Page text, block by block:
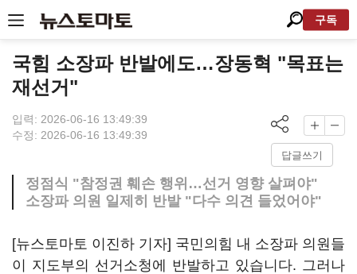
구독
국힘 소장파 반발에도…장동혁 "목표는
재선거"
입력: 2026-06-16 13:49:39
수정: 2026-06-16 13:49:39
답글쓰기
정점식 "참정권 훼손 행위…선거 영향 살펴야"
소장파 의원 일제히 반발 "다수 의견 들었어야"
[뉴스토마토 이진하 기자] 국민의힘 내 소장파 의원들
이 지도부의 선거소청에 반발하고 있습니다. 그러나